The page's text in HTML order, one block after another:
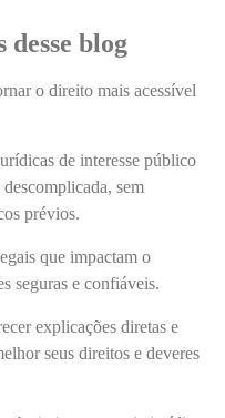
desse blog
o direito mais acessível
de interesse público
sem
prévios.
que impactam o
seguras e confiáveis.
explicações diretas e
seus direitos e deveres